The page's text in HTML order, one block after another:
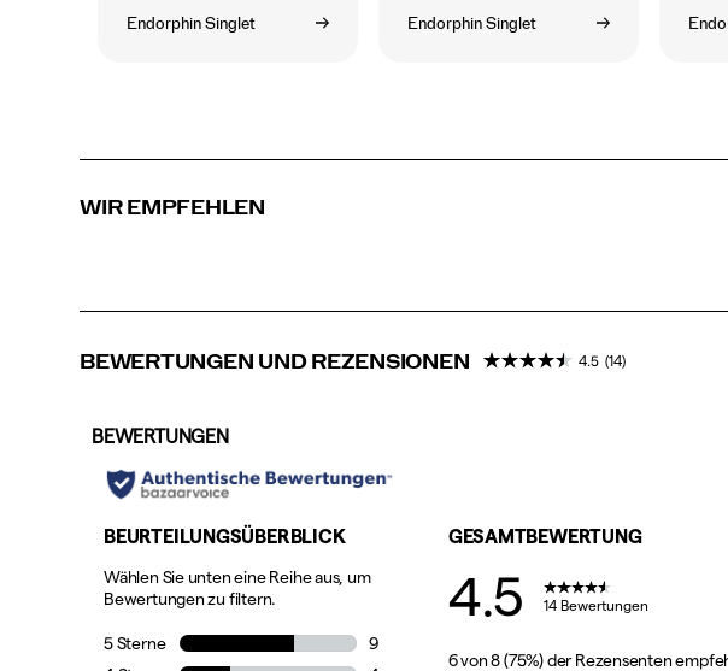
Endorphin Singlet Endorphin Singlet
WIR EMPFEHLEN
BEWERTUNGEN UND REZENSIONEN 4.5 (14)